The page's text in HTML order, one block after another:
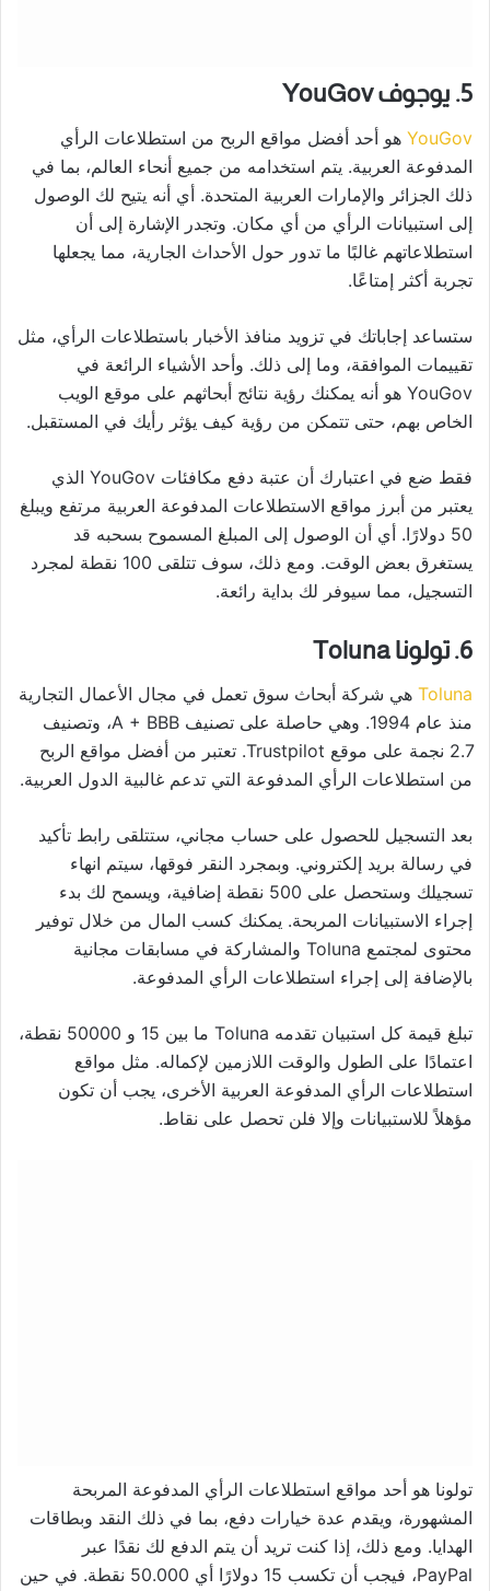
5. يوجوف YouGov
YouGov هو أحد أفضل مواقع الربح من استطلاعات الرأي
المدفوعة العربية. يتم استخدامه من جميع أنحاء العالم، بما في
ذلك الجزائر والإمارات العربية المتحدة. أي أنه يتيح لك الوصول
إلى استبيانات الرأي من أي مكان. وتجدر الإشارة إلى أن
استطلاعاتهم غالبًا ما تدور حول الأحداث الجارية، مما يجعلها
تجربة أكثر إمتاعًا.
ستساعد إجاباتك في تزويد منافذ الأخبار باستطلاعات الرأي، مثل
تقييمات الموافقة، وما إلى ذلك. وأحد الأشياء الرائعة في
YouGov هو أنه يمكنك رؤية نتائج أبحاثهم على موقع الويب
الخاص بهم، حتى تتمكن من رؤية كيف يؤثر رأيك في المستقبل.
فقط ضع في اعتبارك أن عتبة دفع مكافئات YouGov الذي
يعتبر من أبرز مواقع الاستطلاعات المدفوعة العربية مرتفع ويبلغ
50 دولارًا. أي أن الوصول إلى المبلغ المسموح بسحبه قد
يستغرق بعض الوقت. ومع ذلك، سوف تتلقى 100 نقطة لمجرد
التسجيل، مما سيوفر لك بداية رائعة.
6. تولونا Toluna
Toluna هي شركة أبحاث سوق تعمل في مجال الأعمال التجارية
منذ عام 1994. وهي حاصلة على تصنيف A + BBB، وتصنيف
2.7 نجمة على موقع Trustpilot. تعتبر من أفضل مواقع الربح
من استطلاعات الرأي المدفوعة التي تدعم غالبية الدول العربية.
بعد التسجيل للحصول على حساب مجاني، ستتلقى رابط تأكيد
في رسالة بريد إلكتروني. وبمجرد النقر فوقها، سيتم انهاء
تسجيلك وستحصل على 500 نقطة إضافية، ويسمح لك بدء
إجراء الاستبيانات المربحة. يمكنك كسب المال من خلال توفير
محتوى لمجتمع Toluna والمشاركة في مسابقات مجانية
بالإضافة إلى إجراء استطلاعات الرأي المدفوعة.
تبلغ قيمة كل استبيان تقدمه Toluna ما بين 15 و 50000 نقطة،
اعتمادًا على الطول والوقت اللازمين لإكماله. مثل مواقع
استطلاعات الرأي المدفوعة العربية الأخرى، يجب أن تكون
مؤهلاً للاستبيانات وإلا فلن تحصل على نقاط.
تولونا هو أحد مواقع استطلاعات الرأي المدفوعة المربحة
المشهورة، ويقدم عدة خيارات دفع، بما في ذلك النقد وبطاقات
الهدايا. ومع ذلك، إذا كنت تريد أن يتم الدفع لك نقدًا عبر
PayPal، فيجب أن تكسب 15 دولارًا أي 50.000 نقطة. في حين